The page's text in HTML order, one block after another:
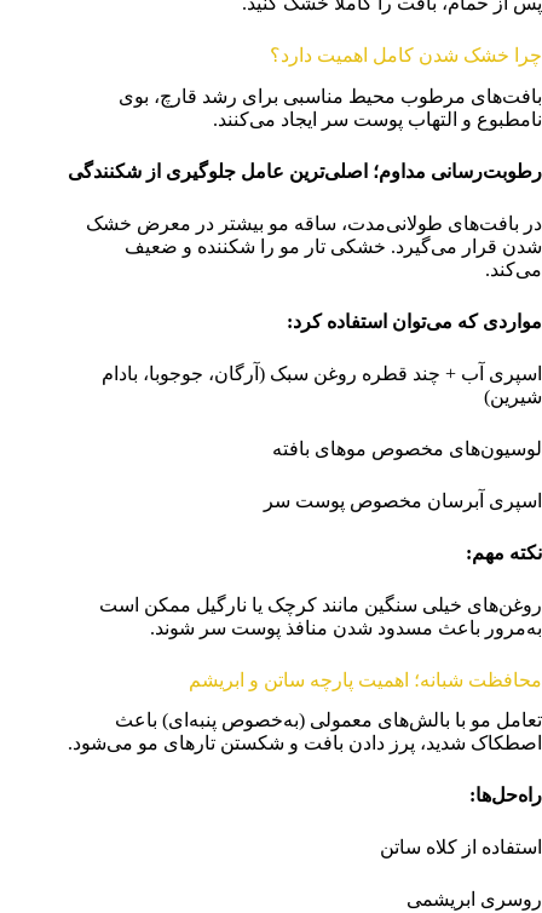
چرا خشک شدن کامل اهمیت دارد؟
بافت‌های مرطوب محیط مناسبی برای رشد قارچ، بوی
نامطبوع و التهاب پوست سر ایجاد می‌کنند.
رطوبت‌رسانی مداوم؛ اصلی‌ترین عامل جلوگیری از شکنندگی
در بافت‌های طولانی‌مدت، ساقه مو بیشتر در معرض خشک
شدن قرار می‌گیرد. خشکی تار مو را شکننده و ضعیف
می‌کند.
مواردی که می‌توان استفاده کرد:
اسپری آب + چند قطره روغن سبک (آرگان، جوجوبا، بادام
شیرین)
لوسیون‌های مخصوص موهای بافته
اسپری آبرسان مخصوص پوست سر
نکته مهم:
روغن‌های خیلی سنگین مانند کرچک یا نارگیل ممکن است
به‌مرور باعث مسدود شدن منافذ پوست سر شوند.
محافظت شبانه؛ اهمیت پارچه ساتن و ابریشم
تعامل مو با بالش‌های معمولی (به‌خصوص پنبه‌ای) باعث
اصطکاک شدید، پرز دادن بافت و شکستن تارهای مو می‌شود.
راه‌حل‌ها:
استفاده از کلاه ساتن
روسری ابریشمی